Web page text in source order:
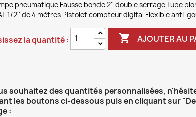
pneumatique Fausse bonde 2'' double serrage Tube
1/2'' de 4 mètres Pistolet compteur digital Flexible anti-
la quantité :  AJOUTER AU
souhaitez des quantités personnalisées,
les boutons ci-dessous puis en cliquant sur
: